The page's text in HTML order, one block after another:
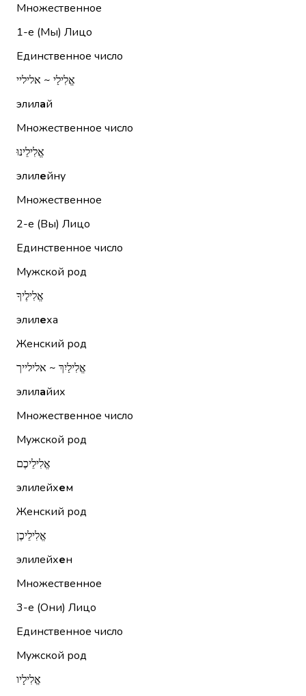
Множественное
1-е (Мы) Лицо
Единственное число
אֱלִילַי ~ אליליי
элилай
Множественное число
אֱלִילֵינוּ
элилейну
Множественное
2-е (Вы) Лицо
Единственное число
Мужской род
אֱלִילֶיךָ
элилеха
Женский род
אֱלִילַיִךְ ~ אלילייך
элилайих
Множественное число
Мужской род
אֱלִילֵיכֶם
элилейхем
Женский род
אֱלִילֵיכֶן
элилейхен
Множественное
3-е (Они) Лицо
Единственное число
Мужской род
אֱלִילָיו